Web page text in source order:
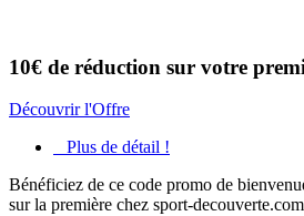
10€ de réduction sur votre
Découvrir l'Offre
Plus de détail !
Bénéficiez de ce code promo de
sur la première chez sport-